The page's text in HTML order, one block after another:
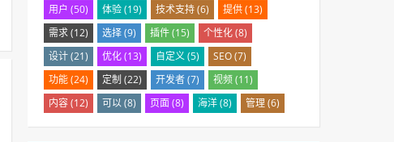
用户 (50) 体验(19) 技术支持(6) 提供(13)
需求(12) 选择(9) 插件(15) 个性化(8)
设计(21) 优化(13) 自定义(5) SEO(7)
功能(24) 定制 (22) 开发者(7) 视频(11)
内容(12) 可以(8) 页面(8) 海洋(8) 管理(6)